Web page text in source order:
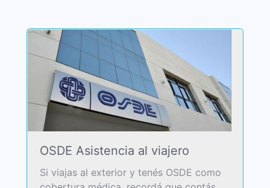
OSDE Asistencia al viajero
Si viajas al exterior y tenés OSDE como